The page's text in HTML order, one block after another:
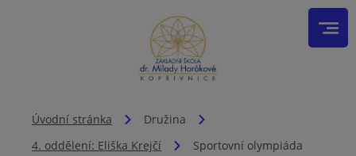
Úvodní stránka
Družina
4. oddělení: Eliška Krejčí
Sportovní olympiáda